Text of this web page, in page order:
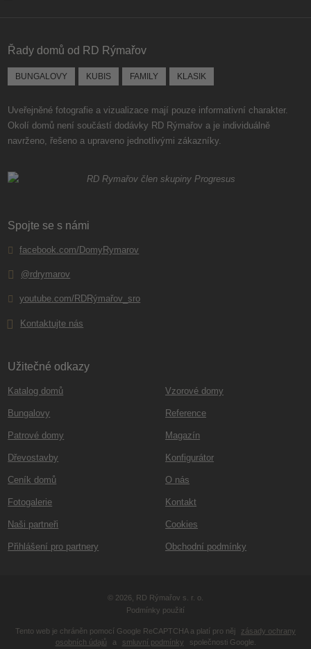
odeslat.
Řady domů od RD Rýmařov
BUNGALOVY KUBIS FAMILY KLASIK
Uveřejněné fotografie a vizualizace mají pouze informativní charakter.
Okolí domů není součástí dodávky RD Rýmařov a je individuálně
navrženo, řešeno a upraveno jednotlivými zákazníky.
Spojte se s námi
facebook.com/DomyRymarov
@rdrymarov
youtube.com/RDRýmařov_sro
Kontaktujte nás
Užitečné odkazy
Katalog domů
Bungalovy
Patrové domy
Dřevostavby
Ceník domů
Fotogalerie
Naši partneři
Přihlášení pro partnery
Vzorové domy
Reference
Magazín
Konfigurátor
O nás
Kontakt
Cookies
Obchodní podmínky
© 2026, RD Rýmařov s. r. o.
Podmínky použití
Tento web je chráněn pomocí Google ReCAPTCHA a platí pro něj
zásady ochrany
osobních údajů
a smluvní podmínky společnosti Google.